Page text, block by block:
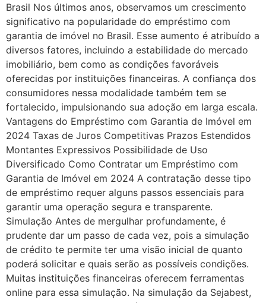
Brasil Nos últimos anos, observamos um crescimento
significativo na popularidade do empréstimo com
garantia de imóvel no Brasil. Esse aumento é atribuído a
diversos fatores, incluindo a estabilidade do mercado
imobiliário, bem como as condições favoráveis
oferecidas por instituições financeiras. A confiança dos
consumidores nessa modalidade também tem se
fortalecido, impulsionando sua adoção em larga escala.
Vantagens do Empréstimo com Garantia de Imóvel em
2024 Taxas de Juros Competitivas Prazos Estendidos
Montantes Expressivos Possibilidade de Uso
Diversificado Como Contratar um Empréstimo com
Garantia de Imóvel em 2024 A contratação desse tipo
de empréstimo requer alguns passos essenciais para
garantir uma operação segura e transparente.
Simulação Antes de mergulhar profundamente, é
prudente dar um passo de cada vez, pois a simulação
de crédito te permite ter uma visão inicial de quanto
poderá solicitar e quais serão as possíveis condições.
Muitas instituições financeiras oferecem ferramentas
online para essa simulação. Na simulação da Sejabest,